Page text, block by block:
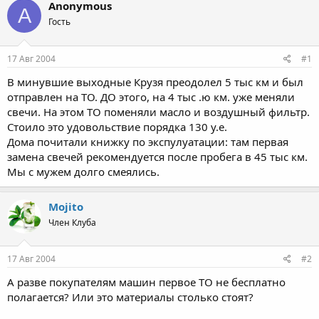
о
р
т
е
м
а
ч
а
A Anonymous
Гость
17 Авг 2004 #1
В минувшие выходные Крузя преодолел 5 тыс км и был
отправлен на ТО. ДО этого, на 4 тыс .ю км. уже меняли
свечи. На этом ТО поменяли масло и воздушный фильтр.
Стоило это удовольствие порядка 130 у.е.
Дома почитали книжку по экспулуатации: там первая
замена свечей рекомендуется после пробега в 45 тыс км.
Мы с мужем долго смеялись.
Mojito
Член Клуба
17 Авг 2004 #2
А разве покупателям машин первое ТО не бесплатно
полагается? Или это материалы столько стоят?